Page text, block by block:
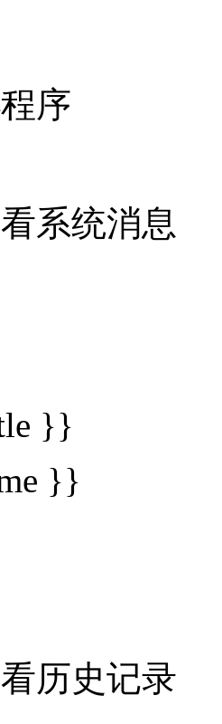
序
系统消息
}}
}}
历史记录